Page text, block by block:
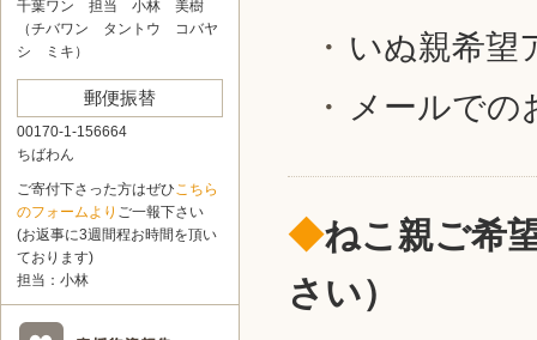
いぬ親希
メールで
◆ねこ親ご希
さい）
千葉ワン 担当 小林 美樹
（チバワン タントウ コバヤ
シ ミキ）
郵便振替
00170-1-156664
ちばわん
ご寄付下さった方はぜひこちら
のフォームより ご一報下さい
(お返事に3週間程お時間を頂い
ております)
担当：小林